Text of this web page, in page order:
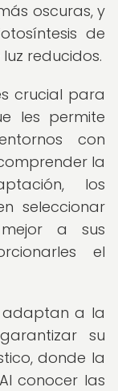
oscuras, y
de
reducidos.
crucial para
les permite
con
la
los
seleccionar
a sus
el
adaptan a la
su
donde la
conocer las